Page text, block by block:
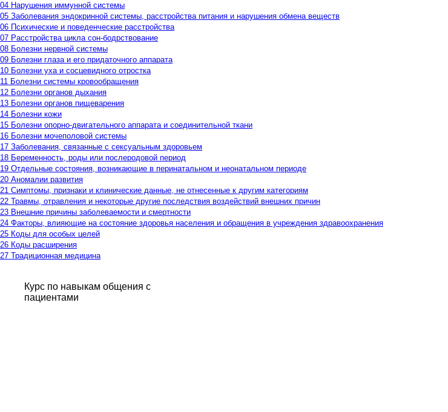
04 Нарушения иммунной системы
05 Заболевания эндокринной системы, расстройства питания и нарушения обмена веществ
06 Психические и поведенческие расстройства
07 Расстройства цикла сон-бодрствование
08 Болезни нервной системы
09 Болезни глаза и его придаточного аппарата
10 Болезни уха и сосцевидного отростка
11 Болезни системы кровообращения
12 Болезни органов дыхания
13 Болезни органов пищеварения
14 Болезни кожи
15 Болезни опорно-двигательного аппарата и соединительной ткани
16 Болезни мочеполовой системы
17 Заболевания, связанные с сексуальным здоровьем
18 Беременность, роды или послеродовой период
19 Отдельные состояния, возникающие в перинатальном и неонатальном периоде
20 Аномалии развития
21 Симптомы, признаки и клинические данные, не отнесенные к другим категориям
22 Травмы, отравления и некоторые другие последствия воздействий внешних причин
23 Внешние причины заболеваемости и смертности
24 Факторы, влияющие на состояние здоровья населения и обращения в учреждения здравоохранения
25 Коды для особых целей
26 Коды расширения
27 Традиционная медицина
Курс по навыкам общения с
пациентами